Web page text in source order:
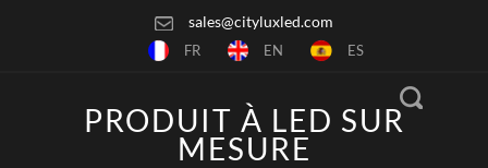
sales@cityluxled.com
FR EN ES
PRODUIT À LED SUR
MESURE